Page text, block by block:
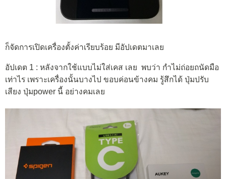
ก็จัดการเปิดเครื่องตั้งค่าเรียบร้อย มีอัปเดตมาเลย
อัปเดต 1 : หลังจากใช้แบบไม่ใส่เคส เลย พบว่า กำไม่ถ่อยถนัดมือ
เท่าไร เพราะเครื่องนั้นบางไป ขอบค่อนข้างคม รู้สึกได้ ปุ่มปรับ
เสียง ปุ่มpower นี้ อย่างคมเลย